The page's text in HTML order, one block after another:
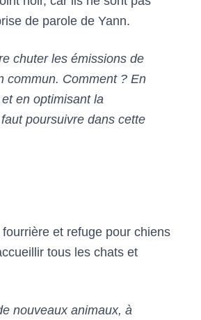
de parole de Yann.
chuter les émissions de
commun. Comment ? En
en optimisant la
poursuivre dans cette
et refuge pour chiens
tous les chats et
nouveaux animaux, à